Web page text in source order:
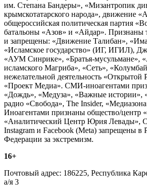
им. Степана Бандеры», «Мизантропик
крымскотатарского народа», движение
общероссийская политическая партия
батальоны «Азов» и «Айдар». Признаны
и запрещены: «Движение Талибан»,
«Исламское государство» (ИГ, ИГИЛ),
«АУМ Синрике», «Братья-мусульмане»,
исламского Магриба», «Сеть»,
нежелательной деятельность «Открытой
«Проект Медиа». СМИ-иноагентами
«Дождь», «Медуза», «Важные истории»,
радио «Свобода», The Insider,
Иноагентами признаны общество/центр
«Аналитический Центр Юрия Левады»,
Instagram и Facebook (Metа) запрещены в
Федерации за экстремизм.
16+
Почтовый адрес: 186225, Республика
а/я 3